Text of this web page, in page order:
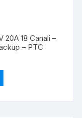
20A 18 Canali –
– PTC